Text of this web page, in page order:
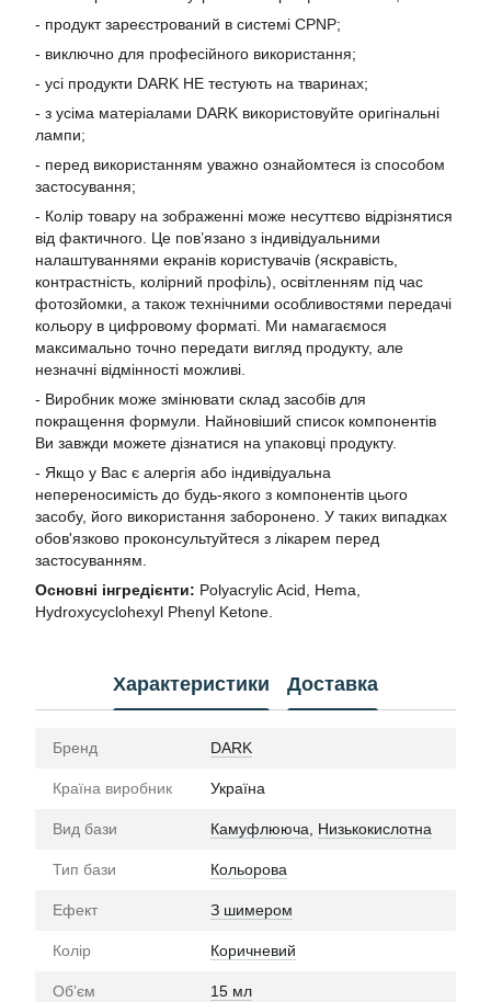
- продукт зареєстрований в системі CPNP;
- виключно для професійного використання;
- усі продукти DARK НЕ тестують на тваринах;
- з усіма матеріалами DARK використовуйте оригінальні
лампи;
- перед використанням уважно ознайомтеся із способом
застосування;
- Колір товару на зображенні може несуттєво відрізнятися
від фактичного. Це пов’язано з індивідуальними
налаштуваннями екранів користувачів (яскравість,
контрастність, колірний профіль), освітленням під час
фотозйомки, а також технічними особливостями передачі
кольору в цифровому форматі. Ми намагаємося
максимально точно передати вигляд продукту, але
незначні відмінності можливі.
- Виробник може змінювати склад засобів для
покращення формули. Найновіший список компонентів
Ви завжди можете дізнатися на упаковці продукту.
- Якщо у Вас є алергія або індивідуальна
непереносимість до будь-якого з компонентів цього
засобу, його використання заборонено. У таких випадках
обов'язково проконсультуйтеся з лікарем перед
застосуванням.
Основні інгредієнти: Polyacrylic Acid, Hema,
Hydroxycyclohexyl Phenyl Ketone.
Характеристики Доставка
Бренд DARK
Країна виробник Україна
Вид бази Камуфлююча Низькокислотна
Тип бази Кольорова
Ефект З шимером
Колір Коричневий
Обʼєм 15 мл